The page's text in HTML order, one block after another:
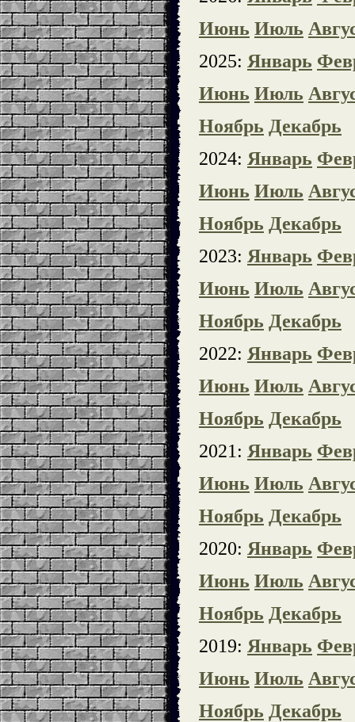
Июнь Июль
2025: Январь
Июнь Июль
Ноябрь Декабрь
2024: Январь
Июнь Июль
Ноябрь Декабрь
2023: Январь
Июнь Июль
Ноябрь Декабрь
2022: Январь
Июнь Июль
Ноябрь Декабрь
2021: Январь
Июнь Июль
Ноябрь Декабрь
2020: Январь
Июнь Июль
Ноябрь Декабрь
2019: Январь
Июнь Июль
Ноябрь Декабрь